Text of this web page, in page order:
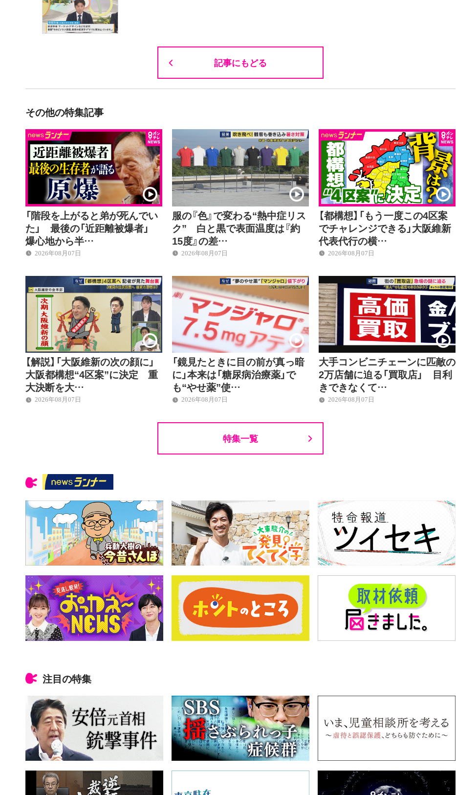
記事にもどる
その他の特集記事
「階段を上がると弟が死んでい
た」 最後の「近距離被爆者」
爆心地から半…
2026年08月07日
服の『色』で変わる“熱中症リス
ク” 白と黒で表面温度は『約
15度』の差…
2026年08月07日
【都構想】「もう一度この4区案
でチャレンジできる」大阪維新
代表代行の横…
2026年08月07日
【解説】「大阪維新の次の顔に」
大阪都構想“4区案”に決定 重
大決断を大…
2026年08月07日
「鏡見たときに目の前が真っ暗
に」本来は「糖尿病治療薬」で
も“やせ薬”使…
2026年08月07日
大手コンビニチェーンに匹敵の
2万店舗に迫る「買取店」 目利
きできなくて…
2026年08月07日
特集一覧
注目の特集